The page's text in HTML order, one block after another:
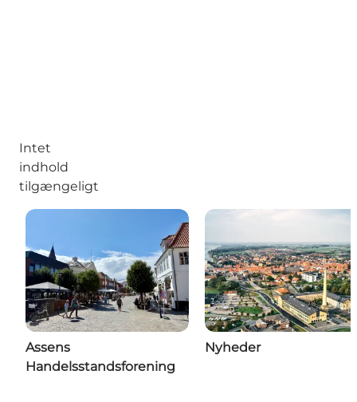
Intet
indhold
tilgængeligt
Assens
Handelsstandsforening
Nyheder